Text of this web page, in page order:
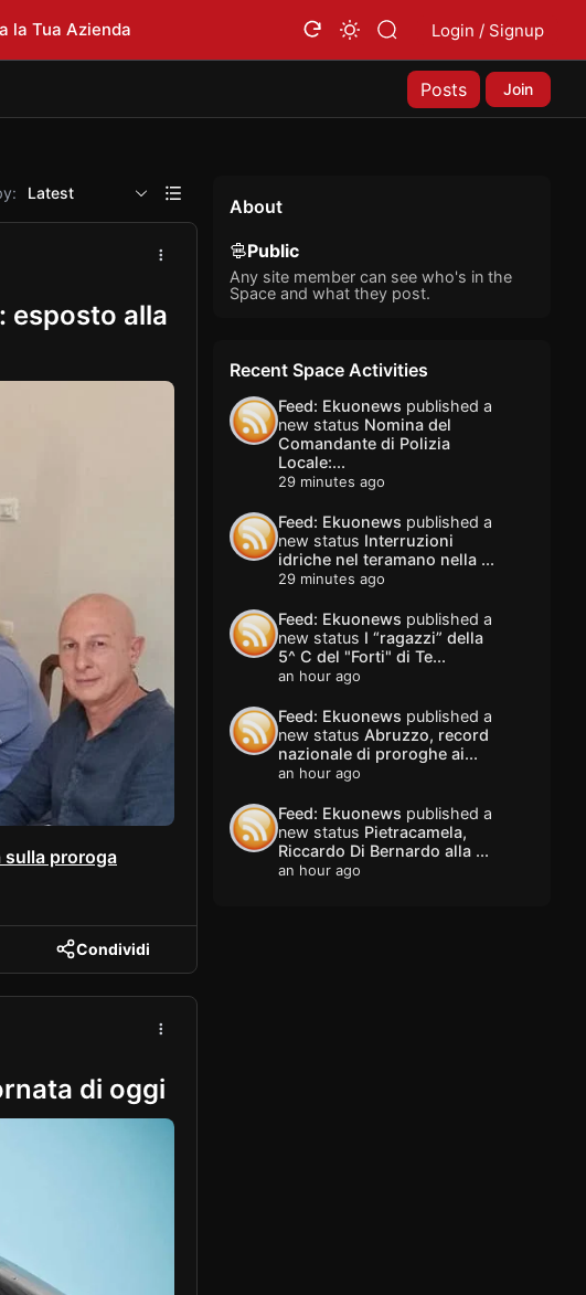
la Tua Azienda Login / Signup
Posts Join
Latest
esposto alla
sulla proroga
Condividi
di oggi
About
Public
Any site member can see who's in the
Space and what they post.
Recent Space Activities
Feed: Ekuonews published a
new status Nomina del
Comandante di Polizia
Locale:...
29 minutes ago
Feed: Ekuonews published a
new status Interruzioni
idriche nel teramano nella ...
29 minutes ago
Feed: Ekuonews published a
new status I “ragazzi” della
5^ C del "Forti" di Te...
an hour ago
Feed: Ekuonews published a
new status Abruzzo, record
nazionale di proroghe ai...
an hour ago
Feed: Ekuonews published a
new status Pietracamela,
Riccardo Di Bernardo alla ...
an hour ago